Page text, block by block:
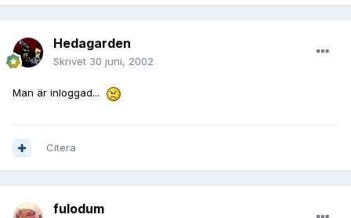
Hedagarden
Skrivet 30 juni, 2002
Man är inloggad...
Citera
fulodum